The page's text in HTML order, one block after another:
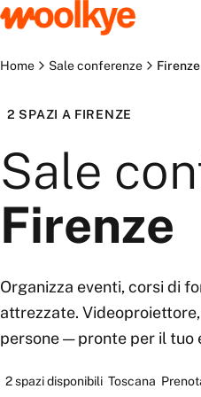
Home Sale conferenze Firenze
2 SPAZI A FIRENZE
Sale
Firenze
Organizza eventi, corsi di
attrezzate.
persone — pronte per il tuo
2spazi disponibili Toscana